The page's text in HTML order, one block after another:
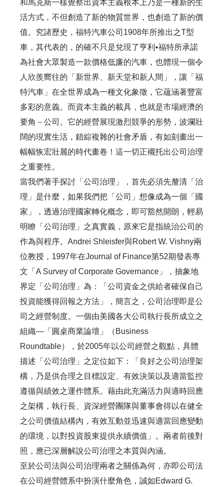
和馬克斯一樣覺察出資本主義根本上乃是一種新的生
活方式，不但創造了新的物質世界，也創造了新的價
值。究諸歷史，福特汽車公司1908年所推出之T型
車，其代表的，的確不只是兌現了亨利•福特所承諾
為社會大眾製造一款價格低廉的汽車，也體現一個令
人欣羨嚮往的「新世界、新天堂和新人間」，讓「福
特汽車」在全世界成為一種文化象徵，它蘊涵著豐富
多彩的意義。而資本主義的載具，也就是市場經濟的
要角－公司。它的經營展現激烈競爭的形勢，波瀾壯
闊的現實生活，錯綜複雜的社會矛盾，有如刻畫出一
幅幅恢宏壯麗的時代畫卷！這一切正襯托出公司治理
之重要性。
當我們著手探討「公司治理」，首先必須先釐清「治
理」是什麼，如果我們把「公司」想像成為一個「國
家」，透過治理國家轉化概念，即可豁然開朗，輕易
明瞭「公司治理」之真實義，原來它是指統治公司的
作為與程序。Andrei‎ Shleisfer與Robert W. Vishny兩
位教授，1997年在Journal of Finance第52期發表專
文「A Survey of Corporate Governance」，抽象地
界定「公司治理」為：「公司資金之供給者確保自己
投資能獲得回報之方法」，簡言之，公司治理即是公
司之經營制度。一個由美國各大公司執行長所成立之
組織—「圓桌商業論壇」（Business
Roundtable），於2005年以公司經營之觀點，具體
描述「公司治理」之定位如下：「良好之公司治理架
構，乃是供合理之目標設定、有效決策以及適當監控
遵循與績效之運作體系。藉由此充滿活力與適時回應
之架構，執行長、資深經營團隊與董事會得以在健全
之公司價值結構內，有效互動並迅速與適當回應變動
的環境，以對投資股東提供永續價值」。兩者前後對
照，應已深層解說公司治理之本質與內涵。
至於公司法與公司治理兩者之關係為何，亦即公司法
在公司經營體系中扮演什麼角色，誠如Edward G.